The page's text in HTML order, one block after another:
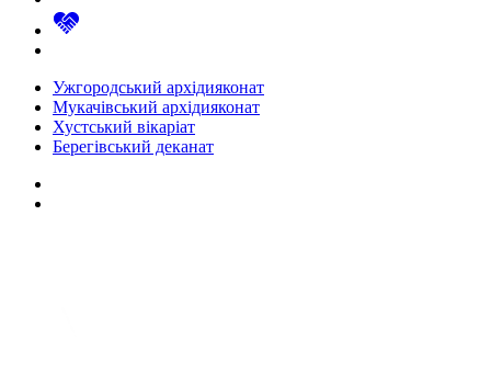
Ужгородський архідияконат
Мукачівський архідияконат
Хустський вікаріат
Берегівський деканат